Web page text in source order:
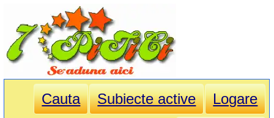
Cauta Subiecte active
Logare